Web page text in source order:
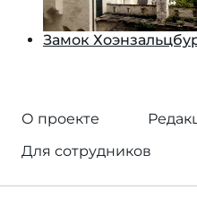
Замок
О проекте
Для сотрудников